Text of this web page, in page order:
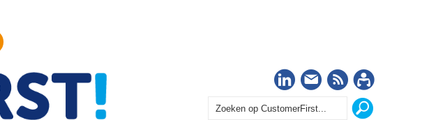
LinkedIn
Nieuwsbrief
RSS